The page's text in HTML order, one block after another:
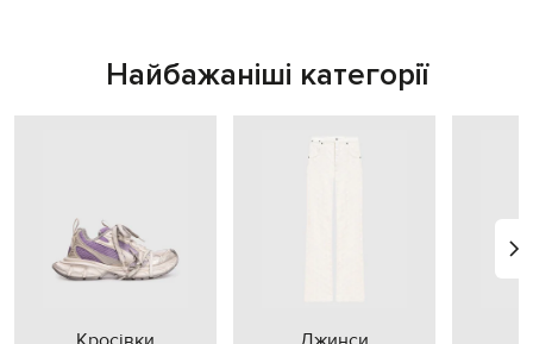
Найбажаніші категорії